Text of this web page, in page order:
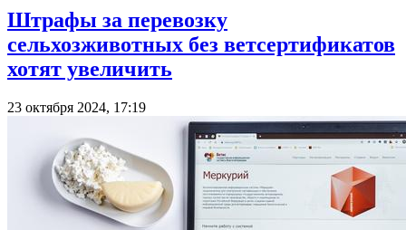
Штрафы за перевозку
сельхозживотных без ветсертификатов
хотят увеличить
23 октября 2024, 17:19